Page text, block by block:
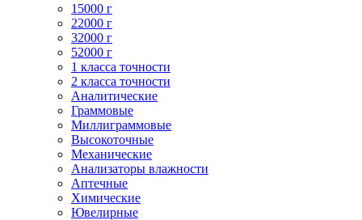
15000 г
22000 г
32000 г
52000 г
1 класса точности
2 класса точности
Аналитические
Граммовые
Миллиграммовые
Высокоточные
Механические
Анализаторы влажности
Аптечные
Химические
Ювелирные